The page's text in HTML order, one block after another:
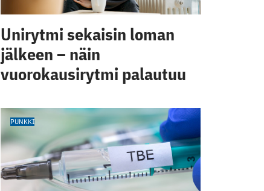
Unirytmi sekaisin loman
jälkeen – näin
vuorokausirytmi palautuu
PUNKKI